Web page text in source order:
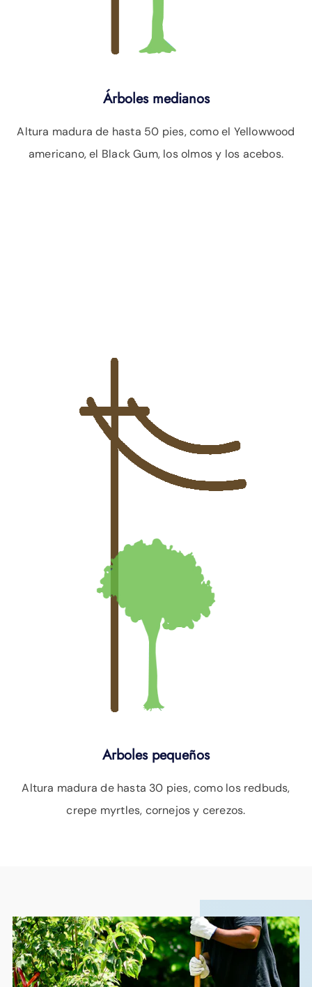
Árboles medianos
Altura madura de hasta 50 pies, como el Yellowwood
americano, el Black Gum, los olmos y los acebos.
Arboles pequeños
Altura madura de hasta 30 pies, como los redbuds,
crepe myrtles, cornejos y cerezos.